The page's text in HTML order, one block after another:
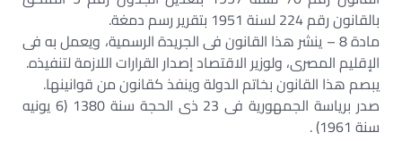
بالقانون رقم 224 لسنة 1951 بتقرير رسم دمغة.
مادة 8 – ينشر هذا القانون فى الجريدة الرسمية، ويعمل به فى
الإقليم المصرى، ولوزير الاقتصاد إصدار القرارات اللازمة لتنفيذه.
يبصم هذا القانون بخاتم الدولة وينفذ كقانون من قوانينها.
صدر برياسة الجمهورية فى 23 ذى الحجة سنة 1380 (6 يونيه
سنة 1961) .